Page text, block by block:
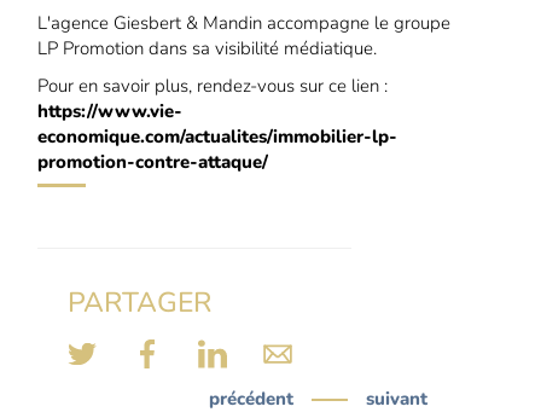
L'agence Giesbert & Mandin accompagne le groupe
LP Promotion dans sa visibilité médiatique.
Pour en savoir plus, rendez-vous sur ce lien :
https://www.vie-
economique.com/actualites/immobilier-lp-
promotion-contre-attaque/
PARTAGER
précédent suivant